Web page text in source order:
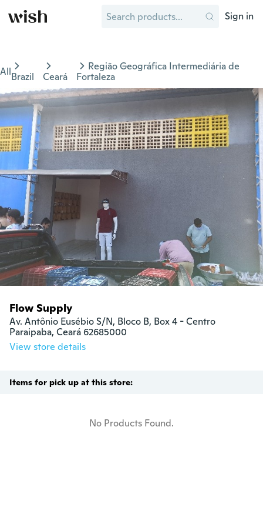
Sign in
AllBrazil Ceará
Região Geográfica Intermediária de
Fortaleza
Flow Supply
Av. Antônio Eusébio S/N, Bloco B, Box 4 - Centro
Paraipaba, Ceará 62685000
View store details
Items for pick up at this store:
No Products Found.